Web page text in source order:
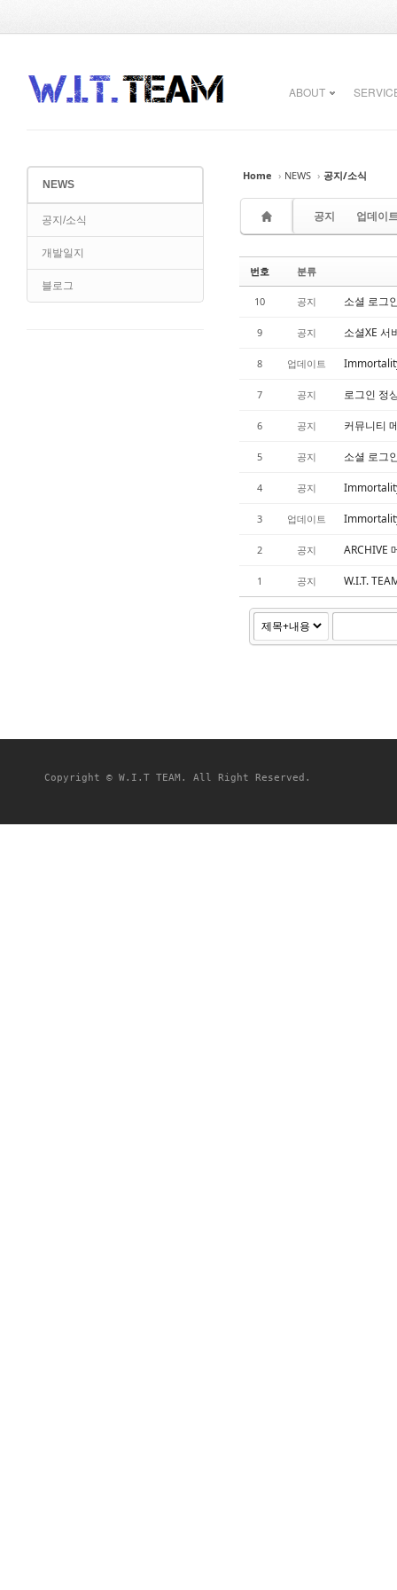
ABOUT
NEWS
공지/소식
개발일지
블로그
Home › NEWS › 공지/소식
공지 업데이
번호 분류
10 공지 소셜 로그
9 공지 소셜XE 서
8 업데이트
7 공지 로그인 정
6 공지 커뮤니티
5 공지 소셜 로그
4 공지
3 업데이트
2 공지 ARCHIVE
1 공지 W.I.T.
Sketchbook5, 스케치북5
Sketchbook5, 스케치북5
Sketchbook5, 스케치북5
Sketchbook5, 스케치북5
Copyright © W.I.T TEAM. All Right Reserved.